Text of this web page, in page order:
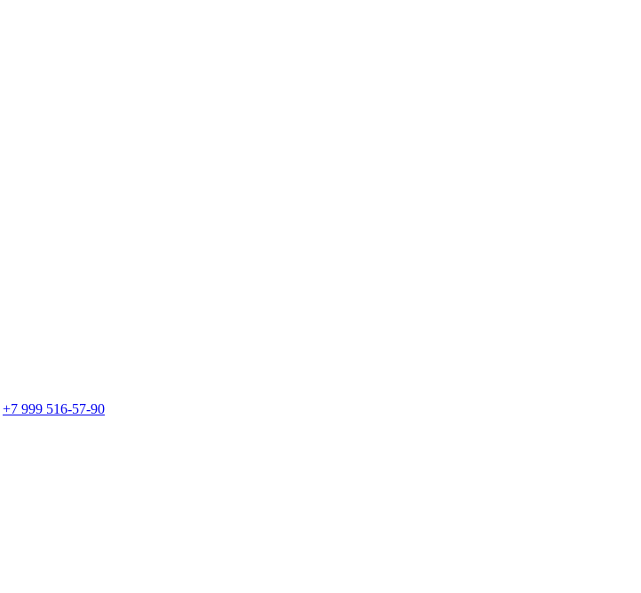
+7 999 516-57-90